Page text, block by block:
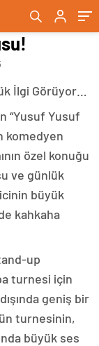
İlgi Görüyor…
“Yusuf Yusuf
komedyen
özel konuğu
ve günlük
büyük
kahkaha
up
turnesi için
geniş bir
turnesinin,
büyük ses